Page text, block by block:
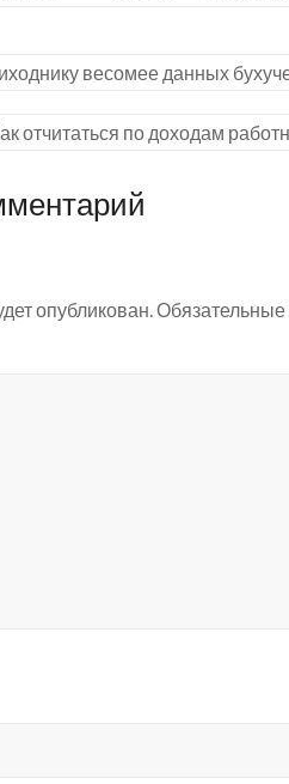
весомее данных
отчитаться по доходам
опубликован.